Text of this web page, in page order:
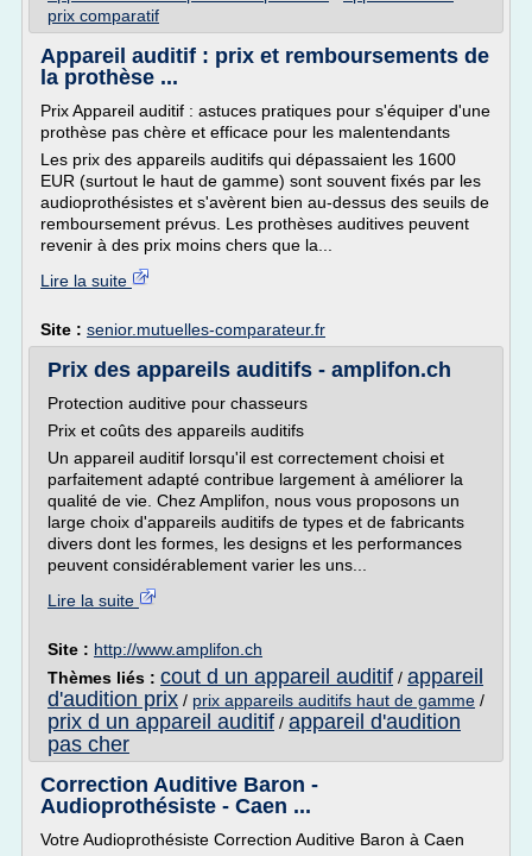
prix comparatif
Appareil auditif : prix et remboursements de
la prothèse ...
Prix Appareil auditif : astuces pratiques pour s'équiper d'une
prothèse pas chère et efficace pour les malentendants
Les prix des appareils auditifs qui dépassaient les 1600
EUR (surtout le haut de gamme) sont souvent fixés par les
audioprothésistes et s'avèrent bien au-dessus des seuils de
remboursement prévus. Les prothèses auditives peuvent
revenir à des prix moins chers que la...
Lire la suite
Site : senior.mutuelles-comparateur.fr
Prix des appareils auditifs - amplifon.ch
Protection auditive pour chasseurs
Prix et coûts des appareils auditifs
Un appareil auditif lorsqu'il est correctement choisi et
parfaitement adapté contribue largement à améliorer la
qualité de vie. Chez Amplifon, nous vous proposons un
large choix d'appareils auditifs de types et de fabricants
divers dont les formes, les designs et les performances
peuvent considérablement varier les uns...
Lire la suite
Site : http://www.amplifon.ch
Thèmes liés : cout d un appareil auditif / appareil
d'audition prix / prix appareils auditifs haut de gamme /
prix d un appareil auditif / appareil d'audition
pas cher
Correction Auditive Baron -
Audioprothésiste - Caen ...
Votre Audioprothésiste Correction Auditive Baron à Caen